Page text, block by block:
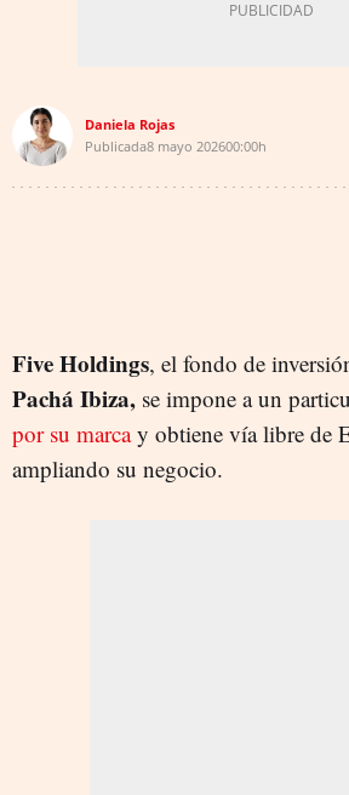
Daniela Rojas
Publicada8 mayo 202600:00h
Five Holdings, el fondo de
Pachá Ibiza, se impone a un
por su marcay obtiene vía libre de
ampliando su negocio.